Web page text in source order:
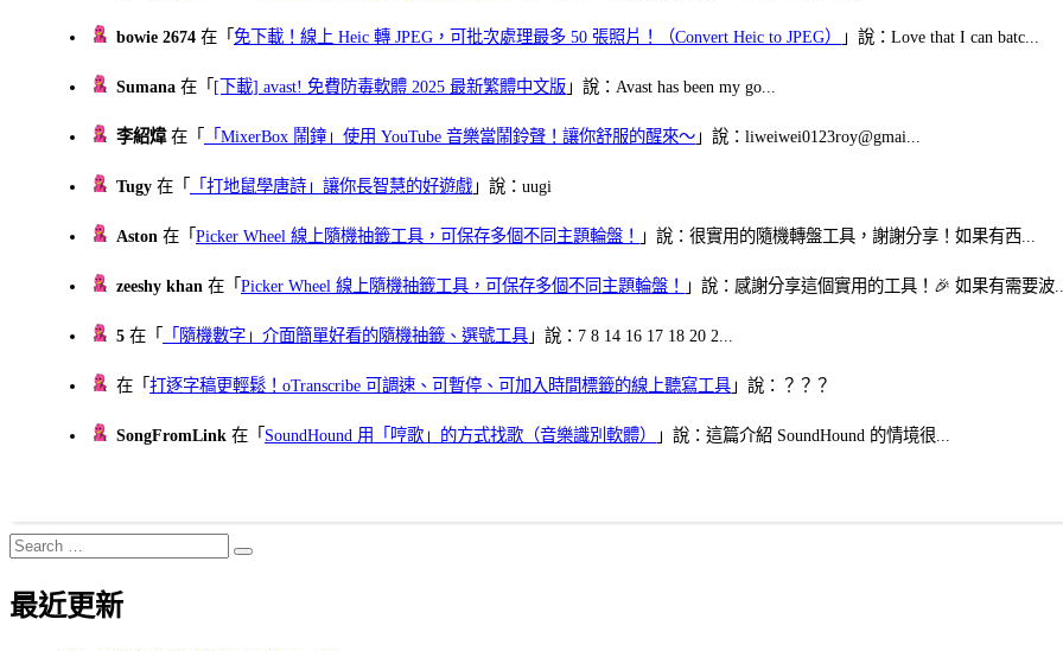
bowie 2674 在「免下載！線上 Heic 轉 JPEG，可批次處理最多 50 張照片！（Convert Heic to JPEG） 」說：Love that I can batc...
Sumana 在「 [下載] avast! 免費防毒軟體 2025 最新繁體中文版 」說：Avast has been my go...
李紹煒在「 「MixerBox 鬧鐘」使用 YouTube 音樂當鬧鈴聲！讓你舒服的醒來～ 」說：liweiwei0123roy@gmai...
Tugy 在「 「打地鼠學唐詩」讓你長智慧的好遊戲 」說：uugi
Aston 在「Picker Wheel 線上隨機抽籤工具，可保存多個不同主題輪盤！ 」說：很實用的隨機轉盤工具，謝謝分享！如果有西...
zeeshy khan 在「Picker Wheel 線上隨機抽籤工具，可保存多個不同主題輪盤！ 」說：感謝分享這個實用的工具！🎉 如果有需要波
5 在「 「隨機數字」介面簡單好看的隨機抽籤、選號工具 」說：7 8 14 16 17 18 20 2...
在「打逐字稿更輕鬆！oTranscribe 可調速、可暫停、可加入時間標籤的線上聽寫工具 」說：？？？
SongFromLink 在「 SoundHound 用「哼歌」的方式找歌（音樂識別軟體） 」說：這篇介紹 SoundHound 的情境很...
Search
for:
Search
最近更新